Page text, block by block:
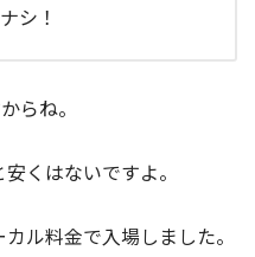
シ！
らね。
くはないですよ。
ル料金で入場しました。